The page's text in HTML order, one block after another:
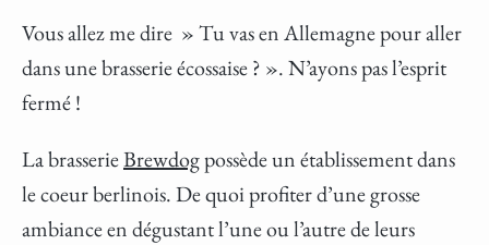
Vous allez me dire » Tu vas en Allemagne pour aller
dans une brasserie écossaise ? ». N’ayons pas l’esprit
fermé !
La brasserieBrewdogpossède un établissement dans
le coeur berlinois. De quoi profiter d’une grosse
ambiance en dégustant l’une ou l’autre de leurs